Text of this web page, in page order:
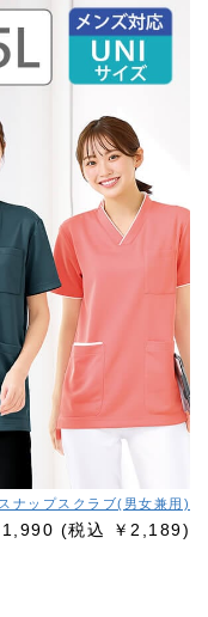
ナップスクラブ(男女兼用)
1,990 (税込 ￥2,189)